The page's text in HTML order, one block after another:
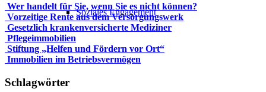
Soziales Engagement
Wer handelt für Sie, wenn Sie es nicht können?
Vorzeitige Rente aus dem Versorgungswerk
Gesetzlich kran­ken­ver­sicherte Mediziner
Pflegeimmobilien
Stiftung „Helfen und Fördern vor Ort“
Immobilien im Betriebsvermögen
Schlagwörter